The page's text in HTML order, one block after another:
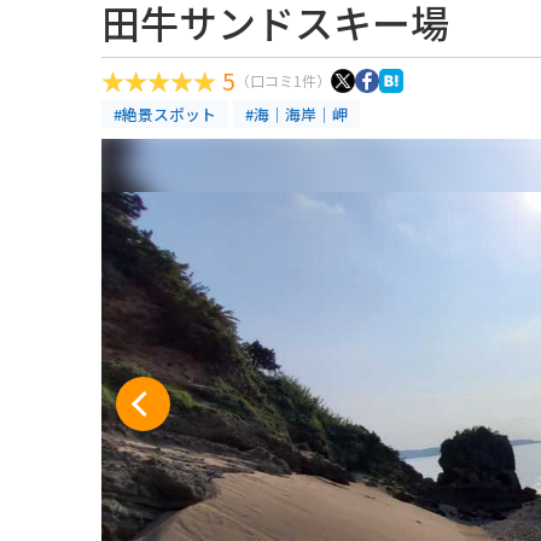
田牛サンドスキー場
5 （口コミ1件）
#絶景スポット #海｜海岸｜岬